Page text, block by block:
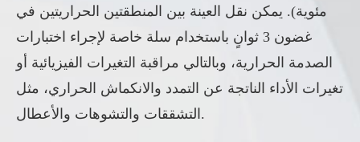
مئوية). يمكن نقل العينة بين المنطقتين الحراريتين في
غضون 3 ثوانٍ باستخدام سلة خاصة لإجراء اختبارات
الصدمة الحرارية، وبالتالي مراقبة التغيرات الفيزيائية أو
تغيرات الأداء الناتجة عن التمدد والانكماش الحراري، مثل
التشققات والتشوهات والأعطال.